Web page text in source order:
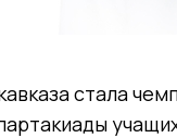
стала